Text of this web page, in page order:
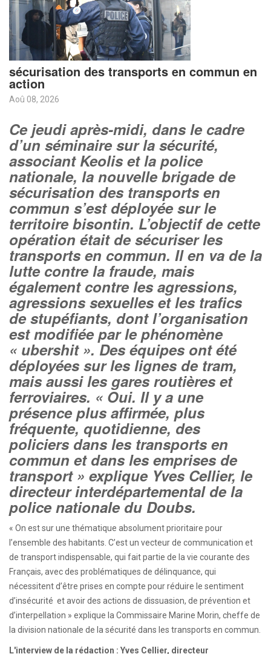
sécurisation des transports en commun en
action
Aoû 08, 2026
Ce jeudi après-midi, dans le cadre
d’un séminaire sur la sécurité,
associant Keolis et la police
nationale, la nouvelle brigade de
sécurisation des transports en
commun s’est déployée sur le
territoire bisontin. L’objectif de cette
opération était de sécuriser les
transports en commun. Il en va de la
lutte contre la fraude, mais
également contre les agressions,
agressions sexuelles et les trafics
de stupéfiants, dont l’organisation
est modifiée par le phénomène
« ubershit ». Des équipes ont été
déployées sur les lignes de tram,
mais aussi les gares routières et
ferroviaires. « Oui. Il y a une
présence plus affirmée, plus
fréquente, quotidienne, des
policiers dans les transports en
commun et dans les emprises de
transport » explique Yves Cellier, le
directeur interdépartemental de la
police nationale du Doubs.
« On est sur une thématique absolument prioritaire pour
l’ensemble des habitants. C’est un vecteur de communication et
de transport indispensable, qui fait partie de la vie courante des
Français, avec des problématiques de délinquance, qui
nécessitent d’être prises en compte pour réduire le sentiment
d’insécurité et avoir des actions de dissuasion, de prévention et
d’interpellation » explique la Commissaire Marine Morin, cheffe de
la division nationale de la sécurité dans les transports en commun.
L'interview de la rédaction : Yves Cellier, directeur